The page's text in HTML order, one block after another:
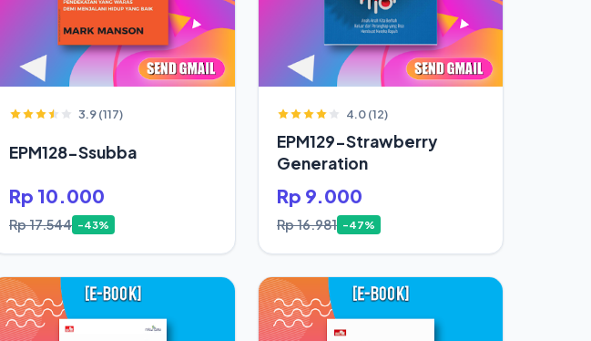
3.9 (117)
EPM128-Ssubba
Rp 10.000
Rp 17.544 -43%
4.0 (12)
EPM129-Strawberry
Generation
Rp 9.000
Rp 16.981 -47%